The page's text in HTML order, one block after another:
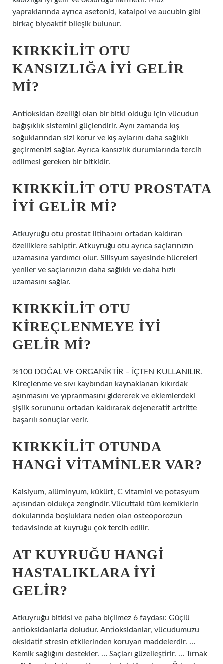
yapraklarında ayrıca asetonid, katalpol ve aucubin gibi
birkaç biyoaktif bileşik bulunur.
KIRKKILIT OTU
KANSIZLIĞA IYI GELIR
MI?
Antioksidan özelliği olan bir bitki olduğu için vücudun
bağışıklık sistemini güçlendirir. Aynı zamanda kış
soğuklarından sizi korur ve kış aylarını daha sağlıklı
geçirmenizi sağlar. Ayrıca kansızlık durumlarında tercih
edilmesi gereken bir bitkidir.
KIRKKILIT OTU PROSTATA
IYI GELIR MI?
Atkuyruğu otu prostat iltihabını ortadan kaldıran
özelliklere sahiptir. Atkuyruğu otu ayrıca saçlarınızın
uzamasına yardımcı olur. Silisyum sayesinde hücreleri
yeniler ve saçlarınızın daha sağlıklı ve daha hızlı
uzamasını sağlar.
KIRKKILIT OTU
KIREÇLENMEYE IYI
GELIR MI?
%100 DOĞAL VE ORGANİKTİR – İÇTEN KULLANILIR.
Kireçlenme ve sıvı kaybından kaynaklanan kıkırdak
aşınmasını ve yıpranmasını gidererek ve eklemlerdeki
şişlik sorununu ortadan kaldırarak dejeneratif artritte
başarılı sonuçlar verir.
KIRKKILIT OTUNDA
HANGI VITAMINLER VAR?
Kalsiyum, alüminyum, kükürt, C vitamini ve potasyum
açısından oldukça zengindir. Vücuttaki tüm kemiklerin
dokularında boşluklara neden olan osteoporozun
tedavisinde at kuyruğu çok tercih edilir.
AT KUYRUĞU HANGI
HASTALIKLARA IYI
GELIR?
Atkuyruğu bitkisi ve paha biçilmez 6 faydası: Güçlü
antioksidanlarla doludur. Antioksidanlar, vücudumuzu
oksidatif stresin etkilerinden koruyan maddelerdir. …
Kemik sağlığını destekler. … Saçları güzelleştirir. … Tırnak